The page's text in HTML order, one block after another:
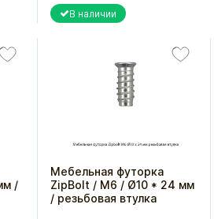
В наличии
/
Мебельная футорка
ZipBolt / М6 / Ø10 * 24 мм
/ резьбовая втулка